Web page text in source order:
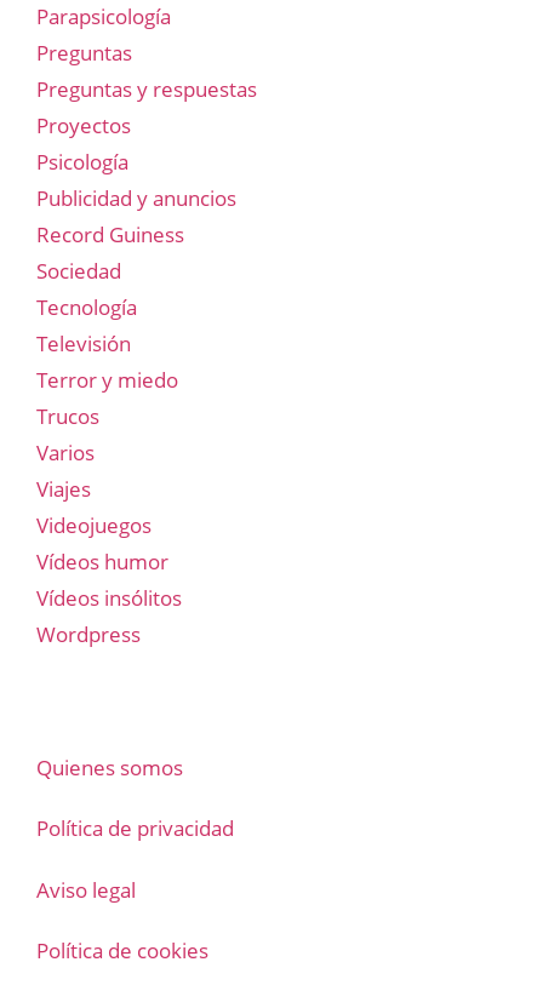
Parapsicología
Preguntas
Preguntas y respuestas
Proyectos
Psicología
Publicidad y anuncios
Record Guiness
Sociedad
Tecnología
Televisión
Terror y miedo
Trucos
Varios
Viajes
Videojuegos
Vídeos humor
Vídeos insólitos
Wordpress
Quienes somos
Política de privacidad
Aviso legal
Política de cookies